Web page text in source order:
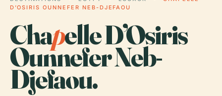
D’OSIRIS OUNNEFER NEB-DJEFAOU
Chapelle D’Osiris
Ounnefer Neb-
Djefaou.